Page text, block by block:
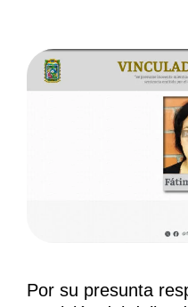
Por su presunta